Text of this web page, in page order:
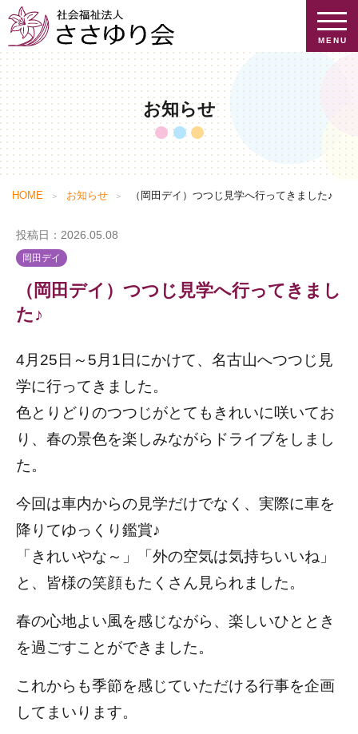
MENU
お知らせ
ささゆり会について
提供介護サービス
ケアハウス
デイサービス
訪問介護（ホームヘルパー）
居宅介護支援事業所
小規模多機能ホーム
施設を探す
求人検索
福利厚生一覧
資格取得制度
給与と退職金一覧
各種報告書
各種計画書
処遇改善の計画書・報告書
お知らせ
HOME お知らせ （岡田デイ）つつじ見学へ行ってきました♪
投稿日：2026.05.08
岡田デイ
（岡田デイ）つつじ見学へ行ってきまし
た♪
4月25日～5月1日にかけて、名古山へつつじ見
学に行ってきました。
色とりどりのつつじがとてもきれいに咲いてお
り、春の景色を楽しみながらドライブをしまし
た。
今回は車内からの見学だけでなく、実際に車を
降りてゆっくり鑑賞♪
「きれいやな～」「外の空気は気持ちいいね」
と、皆様の笑顔もたくさん見られました。
春の心地よい風を感じながら、楽しいひととき
を過ごすことができました。
これからも季節を感じていただける行事を企画
してまいります。